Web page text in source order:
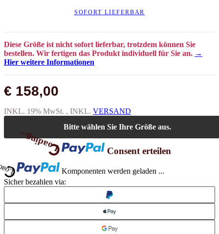
SOFORT LIEFERBAR
Diese Größe ist nicht sofort lieferbar, trotzdem können Sie
bestellen. Wir fertigen das Produkt individuell für Sie an. →
Hier weitere Informationen
€ 158,00
INKL. 19% MwSt. , INKL. VERSAND
Bitte wählen Sie Ihre Größe aus.
Loading... Consent erteilen
Komponenten werden geladen ...
Sicher bezahlen via: